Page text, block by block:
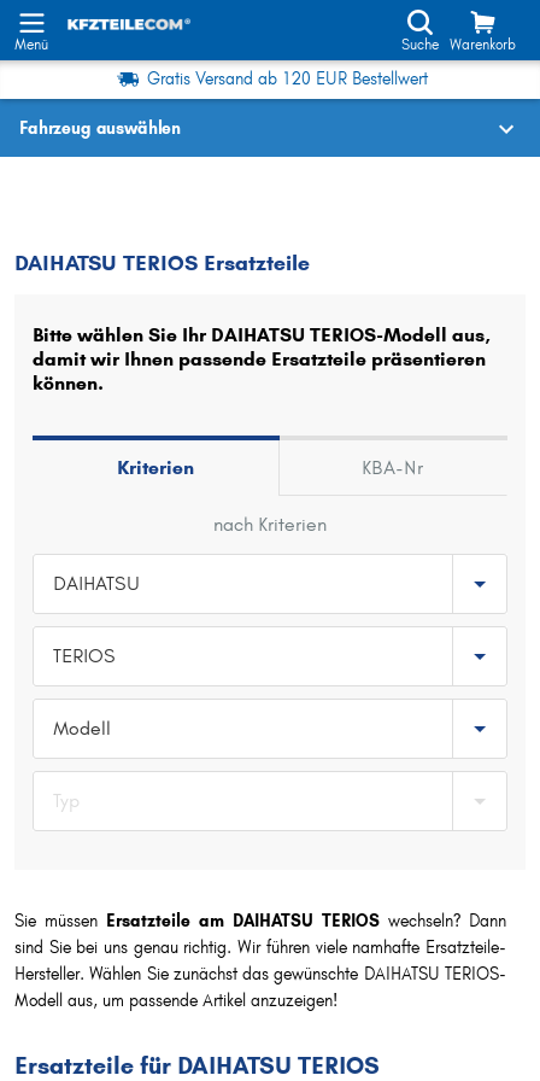
Menü Suche Warenkorb
Gratis Versand ab 120 EUR Bestellwert
Fahrzeug auswählen
Wo finde ich die?
Oder
Hersteller wählen
Typ wählen
DAIHATSU TERIOS Ersatzteile
Bitte wählen Sie Ihr DAIHATSU TERIOS-Modell aus,
damit wir Ihnen passende Ersatzteile präsentieren
können.
Kriterien KBA-Nr
nach Kriterien
DAIHATSU
TERIOS
Modell
Typ
Sie müssen Ersatzteile am DAIHATSU TERIOS wechseln? Dann
sind Sie bei uns genau richtig. Wir führen viele namhafte Ersatzteile-
Hersteller. Wählen Sie zunächst das gewünschte DAIHATSU TERIOS-
Modell aus, um passende Artikel anzuzeigen!
Ersatzteile für DAIHATSU TERIOS